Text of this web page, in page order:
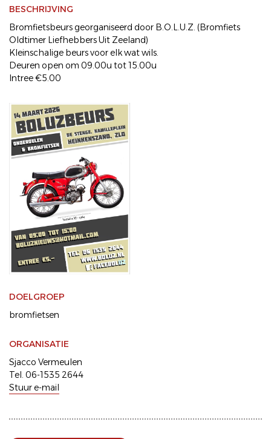
BESCHRIJVING
Bromfietsbeurs georganiseerd door B.O.L.U.Z. (Bromfiets
Oldtimer Liefhebbers Uit Zeeland)
Kleinschalige beurs voor elk wat wils.
Deuren open om 09.00u tot 15.00u
Intree €5.00
DOELGROEP
bromfietsen
ORGANISATIE
Sjacco Vermeulen
Tel. 06-1535 2644
Stuur e-mail